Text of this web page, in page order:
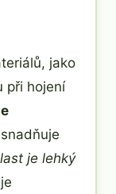
jako
při hojení
je lehký